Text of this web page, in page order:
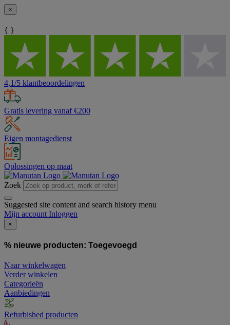
×
{ }
4,1/5 klantbeoordelingen
Gratis levering vanaf €200
Eigen montagedienst
Oplossingen op maat
Zoek
Suggested site content and search history menu
Mijn account Inloggen
×
% nieuwe producten: Toegevoegd
Naar winkelwagen
Verder winkelen
Categorieën
Aanbiedingen
Refurbished producten